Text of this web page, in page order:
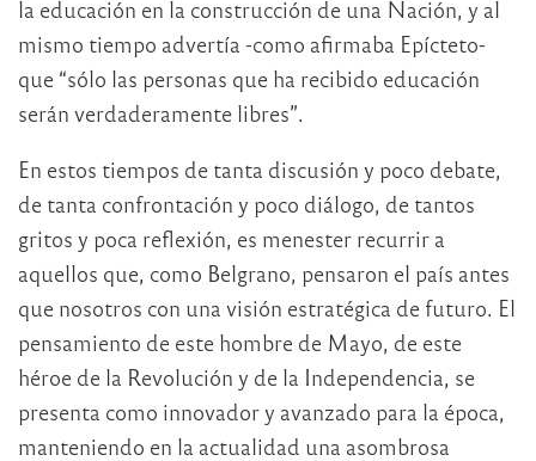
la educación en la construcción de una Nación, y al
mismo tiempo advertía -como afirmaba Epícteto-
que “sólo las personas que ha recibido educación
serán verdaderamente libres”.
En estos tiempos de tanta discusión y poco debate,
de tanta confrontación y poco diálogo, de tantos
gritos y poca reflexión, es menester recurrir a
aquellos que, como Belgrano, pensaron el país antes
que nosotros con una visión estratégica de futuro. El
pensamiento de este hombre de Mayo, de este
héroe de la Revolución y de la Independencia, se
presenta como innovador y avanzado para la época,
manteniendo en la actualidad una asombrosa